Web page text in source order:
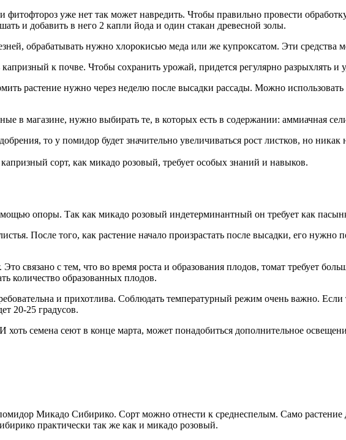
фитофтороз уже нет так может навредить. Чтобы правильно провести
и добавить в него 2 капли йода и один стакан древесной золы.
обрабатывать нужно хлорокисью меда или же купроксатом. Эти
к почве. Чтобы сохранить урожай, придется регулярно разрыхлять и
растение нужно через неделю после высадки рассады. Можно использовать
в магазине, нужно выбирать те, в которых есть в содержании: аммиачная
то у помидор будет значительно увеличиваться рост листков, но
сорт, как микадо розовый, требует особых знаний и навыков.
опоры. Так как микадо розовый индетерминантный он требует как
После того, как растение начало произрастать после высадки, его нужно
связано с тем, что во время роста и образования плодов, томат требует
количество образованных плодов.
и прихотлива. Соблюдать температурный режим очень важно.
20-25 градусов.
хоть семена сеют в конце марта, может понадобиться дополнительное
Микадо Сибирико. Сорт можно отнести к среднеспелым. Само растение
практически так же как и микадо розовый.